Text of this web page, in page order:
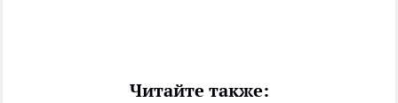
Читайте также: